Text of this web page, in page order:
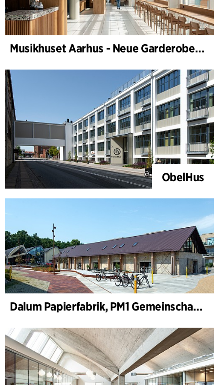
Musikhuset Aarhus - Neue Garderobe, Café- und Foyer-Bar
ObelHus
Dalum Papierfabrik, PM1 Gemeinschaftshaus